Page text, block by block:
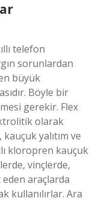
telefon
sorunlardan
büyük
Böyle bir
gerekir. Flex
olarak
yalıtım ve
kloropren kauçuk
vinçlerde,
araçlarda
kullanılırlar. Ara